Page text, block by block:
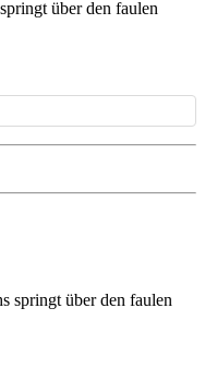
über den faulen
springt über den faulen